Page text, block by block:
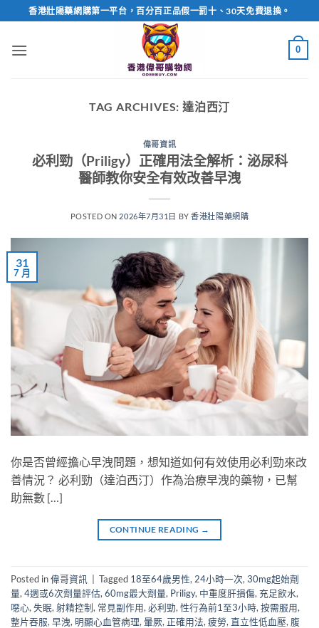
to
content
香港壯陽藥網購第一平台，百分百正品假一罰十、30天免費退換。
0
TAG ARCHIVES: 達泊西汀
偉哥資訊
必利勁（Priligy）正確用法全解析：泌尿科
醫師教你安全有效改善早洩
POSTED ON 2026年7月31日 BY香港壯陽藥網購
31
7 月
你是否曾經擔心早洩問題，想知道如何有效使用必利勁來改
善情況？ 必利勁（達泊西汀）作為治療早洩的藥物，已幫
助無數 […]
CONTINUE READING →
Posted in偉哥資訊 Tagged 18至64歲男性, 24小時一次, 30mg起始劑
量, 4週或6次劑量評估, 60mg最大劑量, Priligy, 中重度肝損傷, 充足飲水,
噁心, 失眠, 射精控制, 常見副作用, 必利勁, 性行為前1至3小時, 按需服用,
整片吞服, 早洩, 明顯心血管病理, 暈厥, 正確用法, 疲勞, 直立性低血壓, 腹